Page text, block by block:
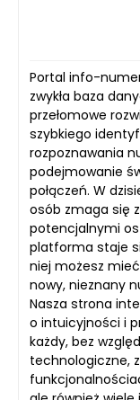
Portal info-
zwykła baza
przełomowe
szybkiego
rozpoznawania
podejmowanie
połączeń. W
osób zmaga się
potencjalnymi
platforma staje
niej możesz
nowy, nieznany
Nasza strona
o intuicyjności i
każdy, bez
technologiczne,